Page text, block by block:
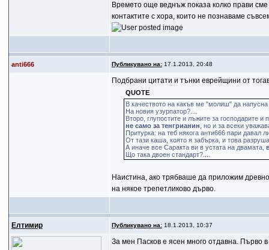
Времето още веднъж показа колко прави
контактите с хора, които не познаваме
anti666 Публикувано на:17.1.2013, 20:48
Подбрани цитати и тънки еврейщини от
QUOTE
В качеството на какъв ме "молиш" да
На новия узурпатор?....
Второ, глупостите и лъжите за господарите
не само за тенгрианин , но и за всеки
Притурка: на теб някога анти666 пари давал
От тази каша, която я забърка, и това
А иначе все Саракта ви в устата на двамата,
Що така двоен стандарт?....
Наистина, ако трябваше да приложим
на някое трепетликово дърво.
Елтимир Публикувано на:18.1.2013, 10:37
За мен Пасков е ясен много отдавна. Първо